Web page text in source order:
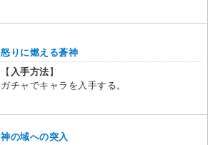
怒りに燃える蒼神
【 入手方法 】
ガチャでキャラを入手する。
神の域への突入